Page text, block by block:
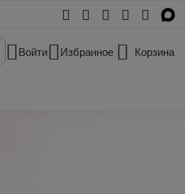
Войти Избранное Корзина